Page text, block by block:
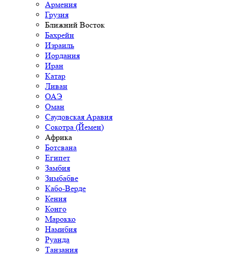
Армения
Грузия
Ближний Восток
Бахрейн
Израиль
Иордания
Иран
Катар
Ливан
ОАЭ
Оман
Саудовская Аравия
Сокотра (Йемен)
Африка
Ботсвана
Египет
Замбия
Зимбабве
Кабо-Верде
Кения
Конго
Марокко
Намибия
Руанда
Танзания